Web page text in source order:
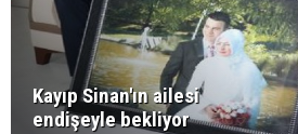
Kayıp Sinan'ın ailesi
endişeyle bekliyor